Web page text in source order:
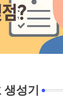
성기